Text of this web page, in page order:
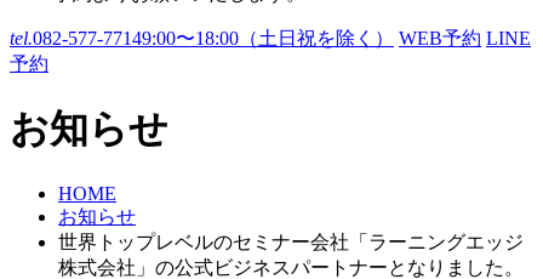
tel.082-577-77149:00〜18:00（土日祝を除く） WEB予約 LINE
予約
お知らせ
HOME
お知らせ
世界トップレベルのセミナー会社「ラーニングエッジ
株式会社」の公式ビジネスパートナーとなりました。